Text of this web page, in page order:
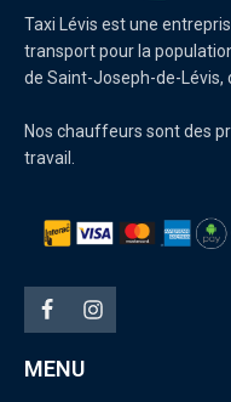
Taxi Lévis est une
transport pour la
de Saint-Joseph-de-Lévis,
Nos chauffeurs sont des
travail.
MENU